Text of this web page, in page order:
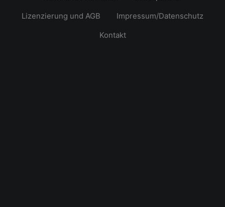
Lizenzierung und AGB
Impressum/Datenschutz
Kontakt